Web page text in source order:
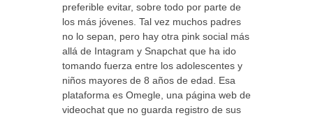
preferible evitar, sobre todo por parte de
los más jóvenes. Tal vez muchos padres
no lo sepan, pero hay otra pink social más
allá de Intagram y Snapchat que ha ido
tomando fuerza entre los adolescentes y
niños mayores de 8 años de edad. Esa
plataforma es Omegle, una página web de
videochat que no guarda registro de sus